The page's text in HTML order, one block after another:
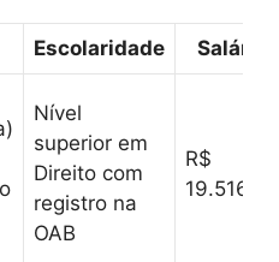
Escolaridade Salário
Nível
superior em
Direito com
registro na
OAB
R$
19.516,05